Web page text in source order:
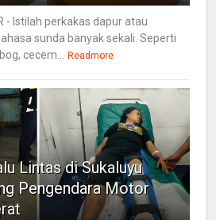
- Istilah perkakas dapur atau
sunda banyak sekali. Seperti
cecem... Readmore
Lintas di Sukaluyu
Pengendara Motor